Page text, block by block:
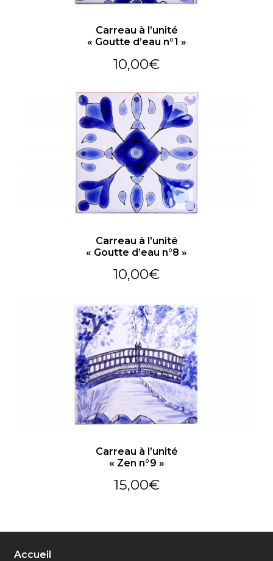
Carreau à l’unité
« Goutte d’eau n°1 »
10,00€
Carreau à l’unité
« Goutte d’eau n°8 »
10,00€
Carreau à l’unité
« Zen n°9 »
15,00€
Accueil